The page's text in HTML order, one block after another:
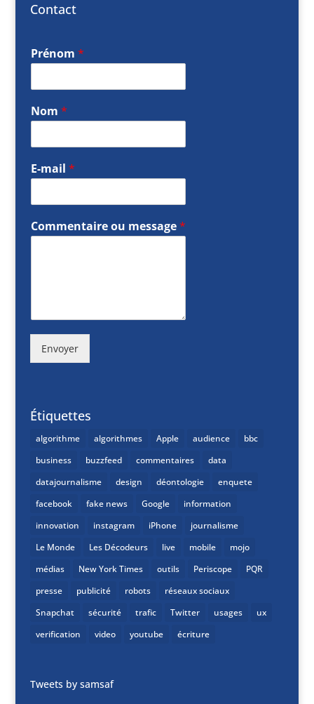
Contact
Prénom *
Nom *
E-mail *
Commentaire ou message*
Envoyer
Étiquettes
algorithme algorithmes Apple audience
bbc
business
buzzfeed commentaires
data
datajournalisme
design déontologie
enquete
facebook
fake news Google
information
innovation
instagram iPhone
journalisme
Le Monde
Les Décodeurs live mobile
mojo
médias
New York Times outils Periscope
PQR
presse
publicité robots
réseaux sociaux
Snapchat
sécurité trafic Twitter usages
ux
verification
video youtube écriture
Tweets by samsaf